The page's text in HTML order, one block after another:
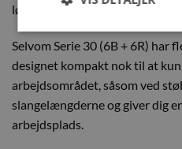
løsning med lang levetid.
Selvom Serie 30 (6B + 6R) har
designet kompakt nok til at
arbejdsområdet, såsom ved
slangelængderne og giver dig
arbejdsplads.